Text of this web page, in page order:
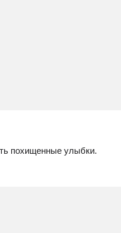
похищенные улыбки.